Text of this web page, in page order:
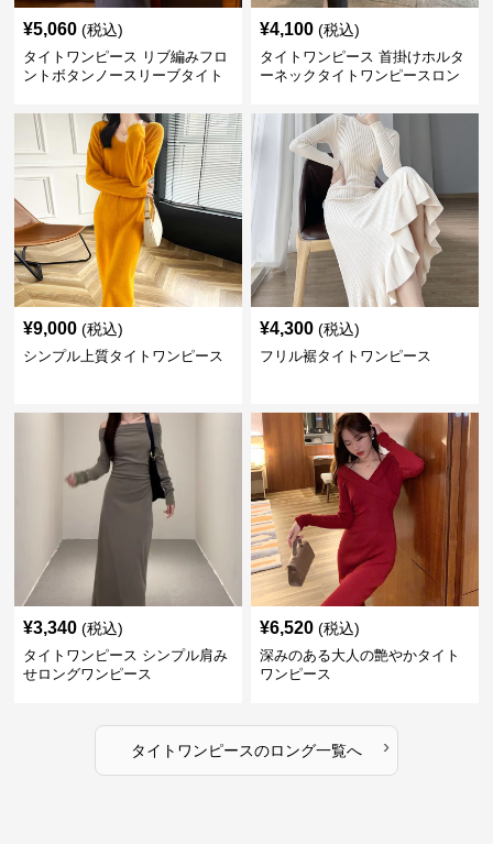
¥5,060 (税込)
タイトワンピース リブ編みフロ
ントボタンノースリーブタイト
¥4,100 (税込)
タイトワンピース 首掛けホルタ
ーネックタイトワンピースロン
¥9,000 (税込)
シンプル上質タイトワンピース
¥4,300 (税込)
フリル裾タイトワンピース
¥3,340 (税込)
タイトワンピース シンプル肩み
せロングワンピース
¥6,520 (税込)
深みのある大人の艶やかタイト
ワンピース
タイトワンピースのロング一覧へ ›